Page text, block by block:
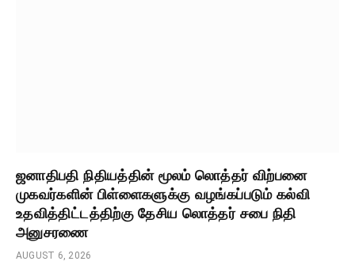
ஜனாதிபதி நிதியத்தின் மூலம் லொத்தர் விற்பனை
முகவர்களின் பிள்ளைகளுக்கு வழங்கப்படும் கல்வி
உதவித்திட்டத்திற்கு தேசிய லொத்தர் சபை நிதி
அனுசரணை
AUGUST 6, 2026